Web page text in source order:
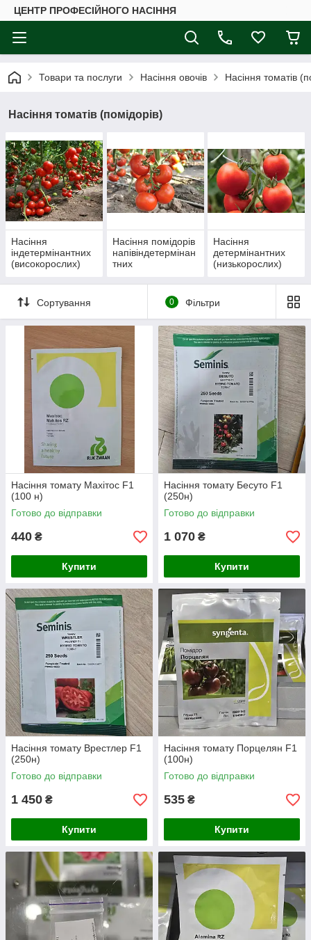
ЦЕНТР ПРОФЕСІЙНОГО НАСІННЯ
Товари та послуги Насіння овочів Насіння томатів
Насіння томатів (помідорів)
Насіння
індетермінантних
(високорослих)
Насіння помідорів
напівіндетермінан
тних
Насіння
детермінантних
(низькорослих)
Сортування 0 Фільтри
Насіння томату Махітос F1
(100 н)
Готово до відправки
440 ₴
Купити
Насіння томату Бесуто F1
(250н)
Готово до відправки
1 070 ₴
Купити
Насіння томату Врестлер F1
(250н)
Готово до відправки
1 450 ₴
Купити
Насіння томату Порцелян F1
(100н)
Готово до відправки
535 ₴
Купити